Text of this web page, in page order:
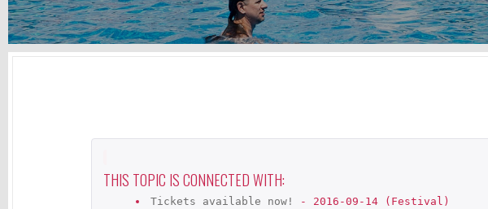
THIS TOPIC IS CONNECTED WITH:
Tickets available now! - 2016-09-14 (Festival)